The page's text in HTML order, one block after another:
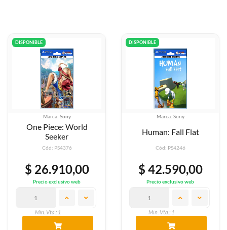
DISPONIBLE
Marca: Sony
Human: Fall Flat
Cód: PS4246
$ 42.590,00
Precio exclusivo web
DISPONIBLE
Marca: Sony
Elden Ring Ps4
Cód: PS4878
$
Precio exclusivo web